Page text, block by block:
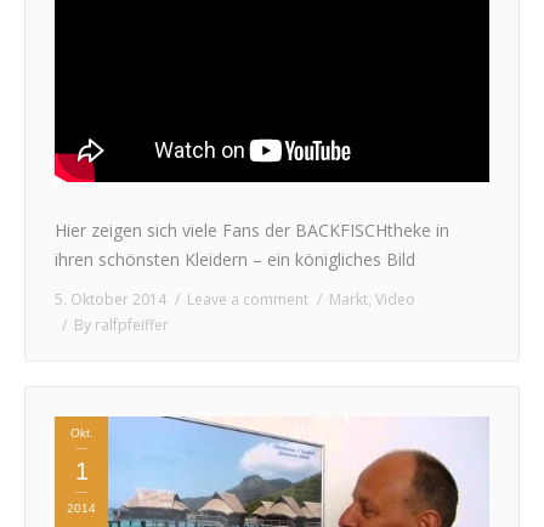
Hier zeigen sich viele Fans der BACKFISCHtheke in
ihren schönsten Kleidern – ein königliches Bild
5. Oktober 2014 Leave a comment Markt, Video
By ralfpfeiffer
Okt.
1
2014